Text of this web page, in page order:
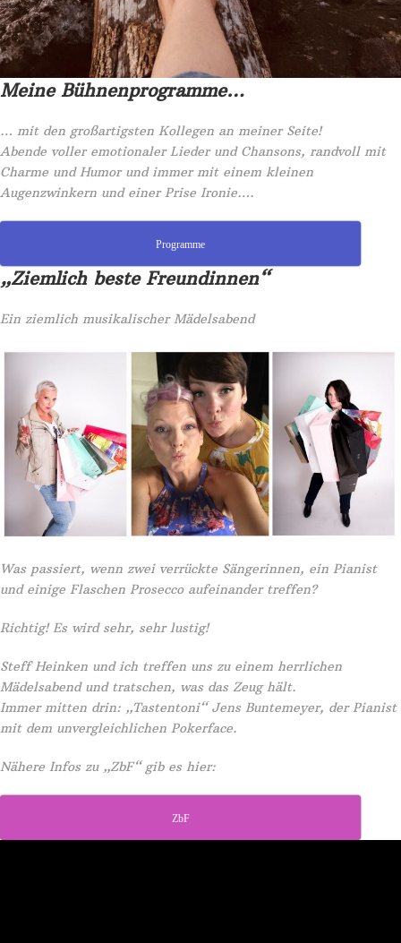
Meine Bühnenprogramme…
… mit den großartigsten Kollegen an meiner Seite!
Abende voller emotionaler Lieder und Chansons, randvoll mit
Charme und Humor und immer mit einem kleinen
Augenzwinkern und einer Prise Ironie….
Programme
„Ziemlich beste Freundinnen“
Ein ziemlich musikalischer Mädelsabend
Was passiert, wenn zwei verrückte Sängerinnen, ein Pianist
und einige Flaschen Prosecco aufeinander treffen?
Richtig! Es wird sehr, sehr lustig!
Steff Heinken und ich treffen uns zu einem herrlichen
Mädelsabend und tratschen, was das Zeug hält.
Immer mitten drin: „Tastentoni“ Jens Buntemeyer, der Pianist
mit dem unvergleichlichen Pokerface.
Nähere Infos zu „ZbF“ gib es hier:
ZbF